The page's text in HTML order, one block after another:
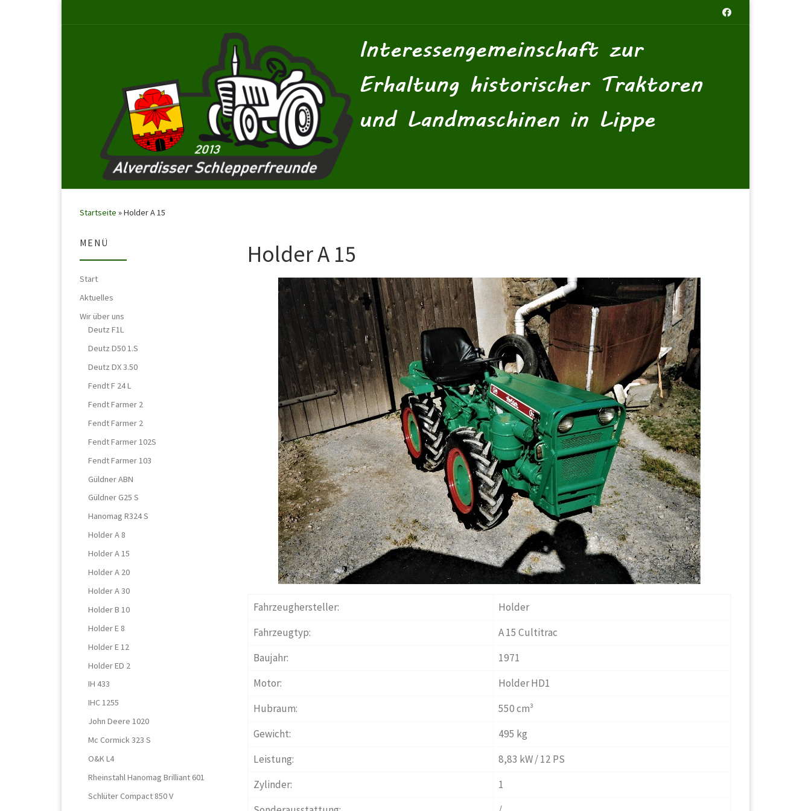
Startseite »Holder A 15
Holder A 15
Fahrzeughersteller:
Holder
Fahrzeugtyp:
A 15 Cultitrac
Baujahr:
1971
Motor:
Holder HD1
Hubraum:
550 cm³
Gewicht:
495 kg
Leistung:
8,83 kW / 12 PS
Zylinder:
1
MENÜ
Start
Aktuelles
Wir über uns
Deutz F1L
Deutz D50 1.S
Deutz DX 3.50
Fendt F 24 L
Fendt Farmer 2
Fendt Farmer 2
Fendt Farmer 102S
Fendt Farmer 103
Güldner ABN
Güldner G25 S
Hanomag R324 S
Holder A 8
Holder A 15
Holder A 20
Holder A 30
Holder B 10
Holder E 8
Holder E 12
Holder ED 2
IH 433
IHC 1255
John Deere 1020
Mc Cormick 323 S
O&K L4
Rheinstahl Hanomag Brilliant 601
Schlüter Compact 850 V